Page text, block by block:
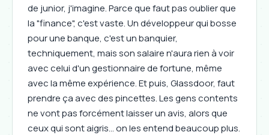
de junior, j'imagine. Parce que faut pas oublier que
la "finance", c'est vaste. Un développeur qui bosse
pour une banque, c'est un banquier,
techniquement, mais son salaire n'aura rien à voir
avec celui d'un gestionnaire de fortune, même
avec la même expérience. Et puis, Glassdoor, faut
prendre ça avec des pincettes. Les gens contents
ne vont pas forcément laisser un avis, alors que
ceux qui sont aigris... on les entend beaucoup plus.